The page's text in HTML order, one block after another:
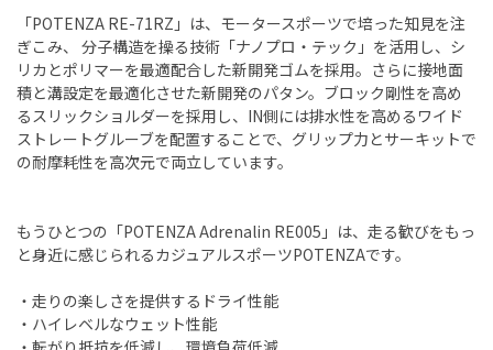
「POTENZA RE-71RZ」は、モータースポーツで培った知見を注
ぎこみ、 分子構造を操る技術「ナノプロ・テック」を活用し、シ
リカとポリマーを最適配合した新開発ゴムを採用。さらに接地面
積と溝設定を最適化させた新開発のパタン。ブロック剛性を高め
るスリックショルダーを採用し、IN側には排水性を高めるワイド
ストレートグルーブを配置することで、グリップ力とサーキットで
の耐摩耗性を高次元で両立しています。
もうひとつの「POTENZA Adrenalin RE005」は、走る歓びをもっ
と身近に感じられるカジュアルスポーツPOTENZAです。
・走りの楽しさを提供するドライ性能
・ハイレベルなウェット性能